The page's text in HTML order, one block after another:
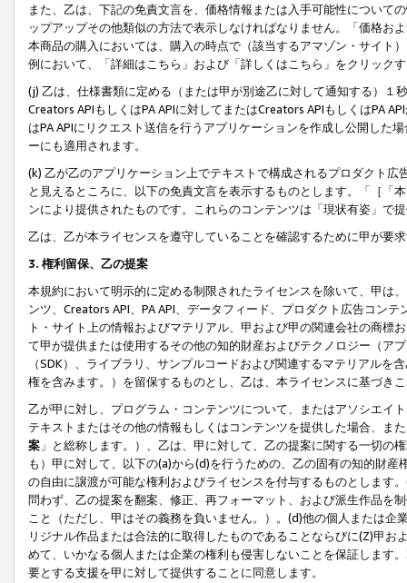
また、乙は、下記の免責文言を、価格情報または入手可能性について
ップアップその他類似の方法で表示しなければなりません。「価格
本商品の購入においては、購入の時点で（該当するアマゾン・サイト
例において、「詳細はこちら」および「詳しくはこちら」をクリック
(j) 乙は、仕様書類に定める（または甲が別途乙に対して通知する）
Creators APIもしくはPA APIに対してまたはCreators APIもしくはPA
はPA APIにリクエスト送信を行うアプリケーションを作成し公開した
ーにも適用されます。
(k) 乙が乙のアプリケーション上でテキストで構成されるプロダクト
と見えるところに、以下の免責文言を表示するものとします。「［「
ンにより提供されたものです。これらのコンテンツは「現状有姿」で
乙は、乙が本ライセンスを遵守していることを確認するために甲が要
3. 権利留保、乙の提案
本規約において明示的に定める制限されたライセンスを除いて、甲は
ンツ、Creators API、PA API、データフィード、プロダクト広告コン
ト・サイト上の情報およびマテリアル、甲および甲の関連会社の商
て甲が提供または使用するその他の知的財産およびテクノロジー（ア
（SDK）、ライブラリ、サンプルコードおよび関連するマテリアル
権を含みます。）を留保するものとし、乙は、本ライセンスに基づき
乙が甲に対し、プログラム・コンテンツについて、またはアソシエイ
テキストまたはその他の情報もしくはコンテンツを提供した場合、ま
案 」と総称します。）、乙は、甲に対して、乙の提案に関する一切
も）甲に対して、以下の(a)から(d)を行うための、乙の固有の知的財
の自由に譲渡が可能な権利およびライセンスを付与するものとします
問わず、乙の提案を翻案、修正、再フォーマット、および派生作品を
こと（ただし、甲はその義務を負いません。）。(d)他の個人または
リジナル作品または合法的に取得したものであることならびに(Z)甲
めて、いかなる個人または企業の権利も侵害しないことを保証します
要とする支援を甲に対して提供することに同意します。